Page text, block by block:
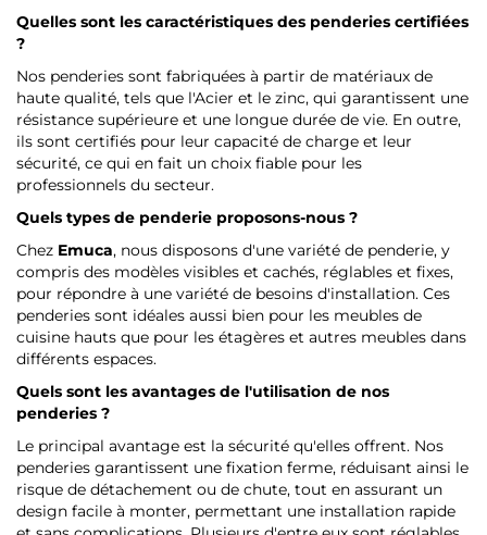
Quelles sont les caractéristiques des penderies certifiées
?
Nos penderies sont fabriquées à partir de matériaux de
haute qualité, tels que l'Acier et le zinc, qui garantissent une
résistance supérieure et une longue durée de vie. En outre,
ils sont certifiés pour leur capacité de charge et leur
sécurité, ce qui en fait un choix fiable pour les
professionnels du secteur.
Quels types de penderie proposons-nous ?
Chez Emuca, nous disposons d'une variété de penderie, y
compris des modèles visibles et cachés, réglables et fixes,
pour répondre à une variété de besoins d'installation. Ces
penderies sont idéales aussi bien pour les meubles de
cuisine hauts que pour les étagères et autres meubles dans
différents espaces.
Quels sont les avantages de l'utilisation de nos
penderies ?
Le principal avantage est la sécurité qu'elles offrent. Nos
penderies garantissent une fixation ferme, réduisant ainsi le
risque de détachement ou de chute, tout en assurant un
design facile à monter, permettant une installation rapide